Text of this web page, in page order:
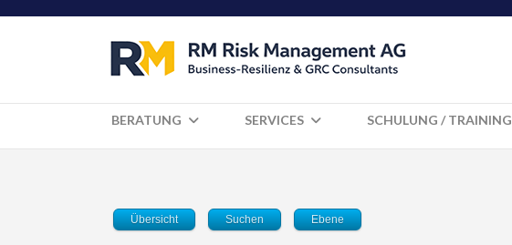
BERATUNG SERVICES SCHULUNG / TRAINING
Übersicht Suchen Ebene